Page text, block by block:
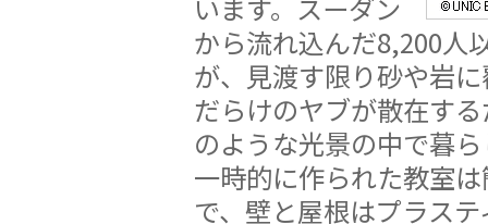
います。スーダン
から流れ込んだ8,200人
が、見渡す限り砂や岩
だらけのヤブが散在す
のような光景の中で暮
一時的に作られた教室
で、壁と屋根はプラス